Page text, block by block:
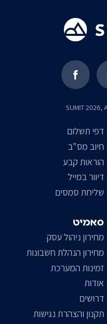
SUMIT 2026,
סאמיט
מחירון ניהול עסק
מחירון הנהלת חשבונות
זמינות המערכת
אודות
דרושים
תקנון והצהרת נגישות
דפי תשלום
חיוב מס"ב
הוראות קבע
דיוור במייל
שליחת סמסים